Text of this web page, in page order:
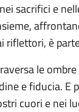
sacrifici e
riflettori, è
le
e fiducia. E
cuori e nei